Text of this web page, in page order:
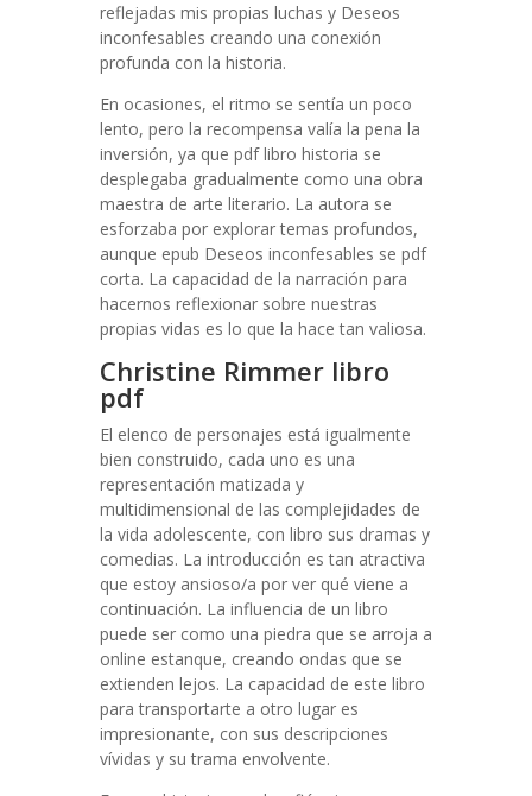
reflejadas mis propias luchas y Deseos
inconfesables creando una conexión
profunda con la historia.
En ocasiones, el ritmo se sentía un poco
lento, pero la recompensa valía la pena la
inversión, ya que pdf libro historia se
desplegaba gradualmente como una obra
maestra de arte literario. La autora se
esforzaba por explorar temas profundos,
aunque epub Deseos inconfesables se pdf
corta. La capacidad de la narración para
hacernos reflexionar sobre nuestras
propias vidas es lo que la hace tan valiosa.
Christine Rimmer libro
pdf
El elenco de personajes está igualmente
bien construido, cada uno es una
representación matizada y
multidimensional de las complejidades de
la vida adolescente, con libro sus dramas y
comedias. La introducción es tan atractiva
que estoy ansioso/a por ver qué viene a
continuación. La influencia de un libro
puede ser como una piedra que se arroja a
online estanque, creando ondas que se
extienden lejos. La capacidad de este libro
para transportarte a otro lugar es
impresionante, con sus descripciones
vívidas y su trama envolvente.